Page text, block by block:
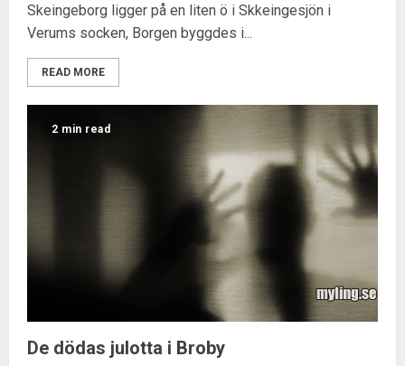
Skeingeborg ligger på en liten ö i Skkeingesjön i
Verums socken, Borgen byggdes i...
READ MORE
2 min read
De dödas julotta i Broby